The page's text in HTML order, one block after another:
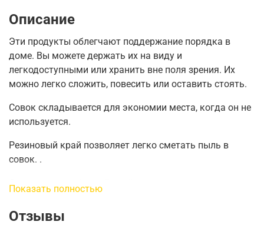
Описание
Эти продукты облегчают поддержание порядка в
доме. Вы можете держать их на виду и
легкодоступными или хранить вне поля зрения. Их
можно легко сложить, повесить или оставить стоять.
Совок складывается для экономии места, когда он не
используется.
Резиновый край позволяет легко сметать пыль в
совок. .
Совок имеет зубчатый край, которым можно очищать
Показать полностью
Отзывы